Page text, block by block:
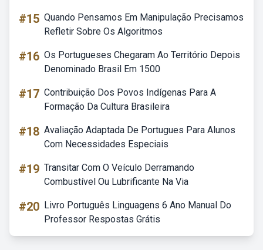
#15 Quando Pensamos Em Manipulação Precisamos
Refletir Sobre Os Algoritmos
#16 Os Portugueses Chegaram Ao Território Depois
Denominado Brasil Em 1500
#17 Contribuição Dos Povos Indígenas Para A
Formação Da Cultura Brasileira
#18 Avaliação Adaptada De Portugues Para Alunos
Com Necessidades Especiais
#19 Transitar Com O Veículo Derramando
Combustível Ou Lubrificante Na Via
#20 Livro Português Linguagens 6 Ano Manual Do
Professor Respostas Grátis